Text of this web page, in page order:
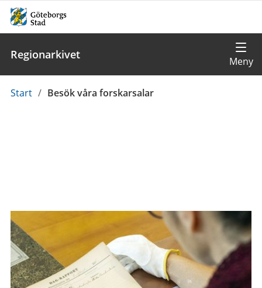
Regionarkivet
Du
Start / Besök våra forskarsalar